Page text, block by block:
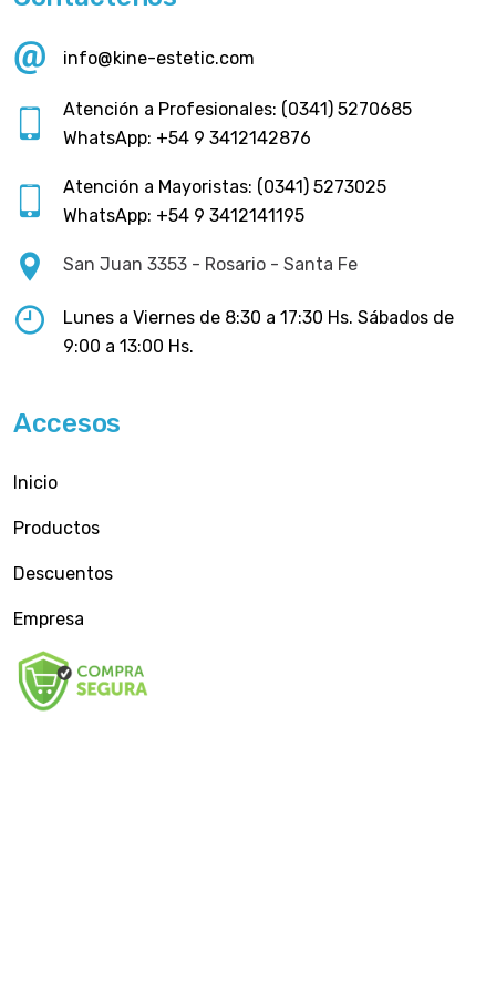
info@kine-estetic.com
Atención a Profesionales: (0341) 5270685
WhatsApp: +54 9 3412142876
Atención a Mayoristas: (0341) 5273025
WhatsApp: +54 9 3412141195
San Juan 3353 - Rosario - Santa Fe
Lunes a Viernes de 8:30 a 17:30 Hs. Sábados de
9:00 a 13:00 Hs.
Accesos
Inicio
Productos
Descuentos
Empresa